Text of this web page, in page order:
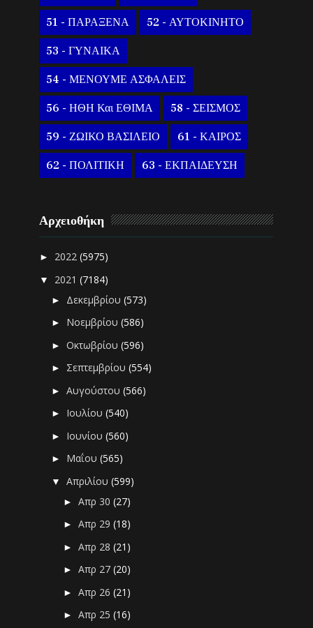
51 - ΠΑΡΑΞΕΝΑ 52 - ΑΥΤΟΚΙΝΗΤΟ
53 - ΓΥΝΑΙΚΑ
54 - ΜΕΝΟΥΜΕ ΑΣΦΑΛΕΙΣ
56 - ΗΘΗ Και ΕΘΙΜΑ 58 - ΣΕΙΣΜΟΣ
59 - ΖΩΙΚΟ ΒΑΣΙΛΕΙΟ 61 - ΚΑΙΡΟΣ
62 - ΠΟΛΙΤΙΚΗ 63 - ΕΚΠΑΙΔΕΥΣΗ
Αρχειοθήκη
► 2022(5975)
▼ 2021(7184)
► Δεκεμβρίου(573)
► Νοεμβρίου(586)
►Οκτωβρίου(596)
► Σεπτεμβρίου(554)
►Αυγούστου(566)
► Ιουλίου(540)
► Ιουνίου(560)
► Μαΐου(565)
▼Απριλίου(599)
►Απρ 30(27)
►Απρ 29(18)
►Απρ 28(21)
►Απρ 27(20)
►Απρ 26(21)
►Απρ 25(16)